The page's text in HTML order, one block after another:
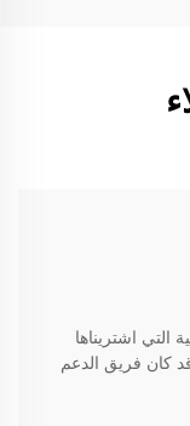
التي اشتريناها
كان فريق الدعم